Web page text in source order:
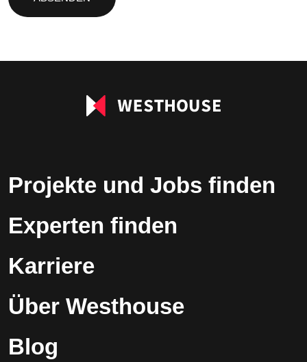
dieses
leer.
Projekte und Jobs finden
Experten finden
Karriere
Über Westhouse
Blog